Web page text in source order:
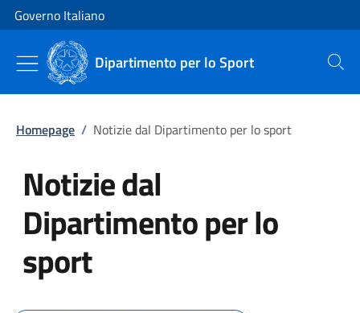
Vai al contenuto
Vai alla navigazione del sito
Governo Italiano
Dipartimento per lo Sport Cerca
Homepage / Notizie dal Dipartimento per lo sport
Notizie dal
Dipartimento per lo
sport